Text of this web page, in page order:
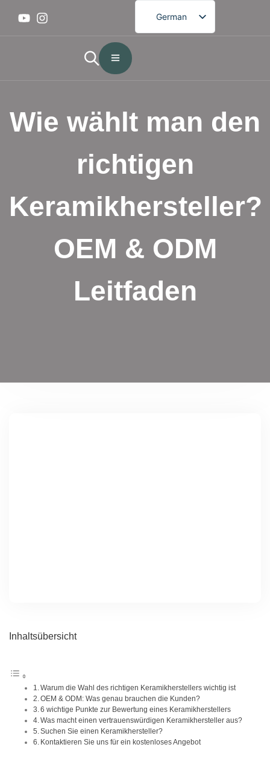
German
Wie wählt man den
richtigen
Keramikhersteller?
OEM & ODM
Leitfaden
Inhaltsübersicht
Warum die Wahl des richtigen Keramikherstellers wichtig ist
OEM & ODM: Was genau brauchen die Kunden?
6 wichtige Punkte zur Bewertung eines Keramikherstellers
Was macht einen vertrauenswürdigen Keramikhersteller aus?
Suchen Sie einen Keramikhersteller?
Kontaktieren Sie uns für ein kostenloses Angebot